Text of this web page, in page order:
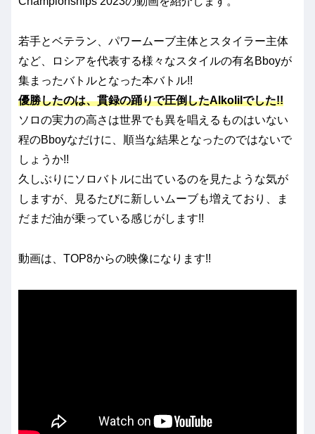
若手とベテラン、パワームーブ主体とスタイラー主体
など、ロシアを代表する様々なスタイルの有名Bboyが
集まったバトルとなった本バトル!!
優勝したのは、貫録の踊りで圧倒したAlkolilでした!!
ソロの実力の高さは世界でも異を唱えるものはいない
程のBboyなだけに、順当な結果となったのではないで
しょうか!!
久しぶりにソロバトルに出ているのを見たような気が
しますが、見るたびに新しいムーブも増えており、ま
だまだ油が乗っている感じがします!!
動画は、TOP8からの映像になります!!